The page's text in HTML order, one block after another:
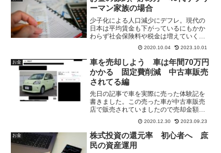
インデックスファンドのメリットを資料
を元に挙げています。
ーマン家族の場合
少子化による人口減少にデフレ。現代の
日本は平均賃金も下がっているにもかか
わらず社会保険料や税金は増えていくば
かり。生活はどんどん苦しくなっていき
ます。40歳庶民サラリーマン妻子3人家族
で平均的な年収という平均的日本家庭は
生活は苦しいのか？お金の節約、貯め方
の考え方について庶民目線で書いていま
す。また本の紹介として『「バビロンの
大富豪」ジョージ・S・クレイソン著』を
紹介しています。
2020.10.04 2023.10.01
お金
車を売却しよう 車は年間70万円
かかる 固定費削減 中古車販売
されてる編
先日の記事で車を実際に売った体験記を
書きました。この売った車が中古車販売
店で販売されていましたので売却金額と
販売価格を比較してみました。販売価格
2020.12.30 2023.09.23
お金
株式投資の還元率 初心者へ 庶
民の資産運用